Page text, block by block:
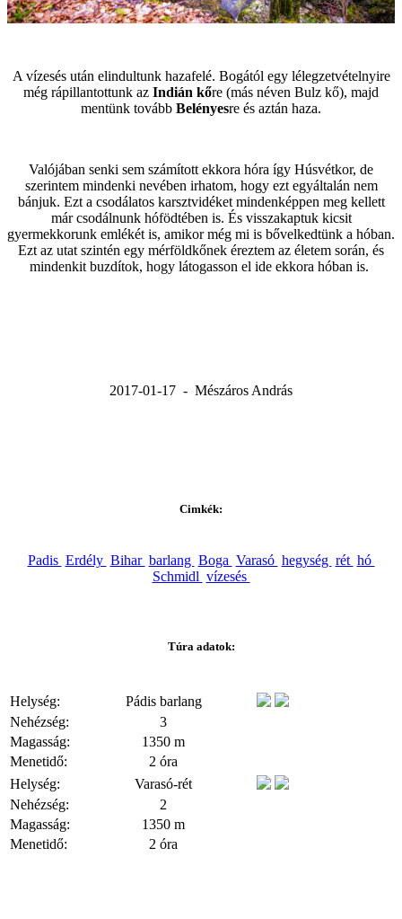
A vízesés után elindultunk hazafelé. Bogától egy lélegzetvételnyire
még rápillantottunk az Indián kőre (más néven Bulz kő), majd
mentünk tovább Belényesre és aztán haza.
Valójában senki sem számított ekkora hóra így Húsvétkor, de
szerintem mindenki nevében irhatom, hogy ezt egyáltalán nem
bánjuk. Ezt a csodálatos karsztvidéket mindenképpen meg kellett
már csodálnunk hófödtében is. És visszakaptuk kicsit
gyermekkorunk emlékét is, amikor még mi is bővelkedtünk a hóban.
Ezt az utat szintén egy mérföldkőnek éreztem az életem során, és
mindenkit buzdítok, hogy látogasson el ide ekkora hóban is.
2017-01-17 - Mészáros András
Cimkék:
Padis Erdély Bihar barlang Boga Varasó hegység rét hó
Schmidl vízesés
Túra adatok:
Helység:
Pádis barlang
Nehézség:
3
Magasság:
1350 m
Menetidő:
2 óra
Helység:
Varasó-rét
Nehézség:
2
Magasság:
1350 m
Menetidő:
2 óra